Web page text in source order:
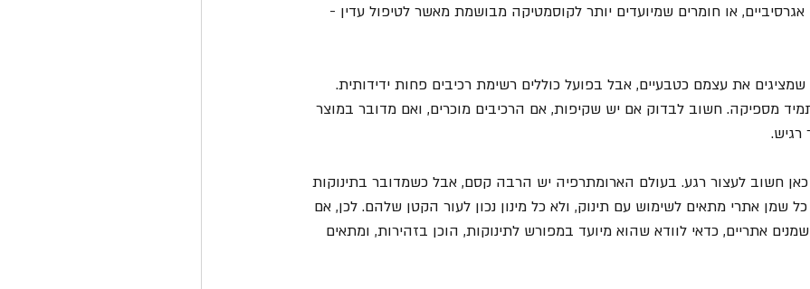
אגרסיביים, או חומרים שמיועדים יותר לקוסמטיקה מבושמת מאשר לטיפול עדין -
את עצמם כטבעיים, אבל בפועל כוללים רשימת רכיבים פחות ידידותית.
מספיקה. חשוב לבדוק אם יש שקיפות, אם הרכיבים מוכרים, ואם מדובר במוצר
רגיש.
כאן חשוב לעצור רגע. בעולם הארומתרפיה יש הרבה קסם, אבל כשמדובר בתינוקות
שמן אתרי מתאים לשימוש עם תינוק, ולא כל מינון נכון לעור הקטן שלהם. לכן, אם
אתריים, כדאי לוודא שהוא מיועד במפורש לתינוקות, הוכן בזהירות, ומתאים